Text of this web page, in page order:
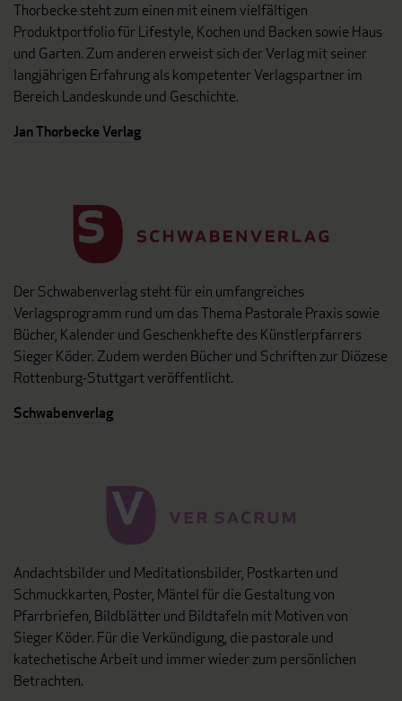
Thorbecke steht zum einen mit einem vielfältigen
Produktportfolio für Lifestyle, Kochen und Backen sowie Haus
und Garten. Zum anderen erweist sich der Verlag mit seiner
langjährigen Erfahrung als kompetenter Verlagspartner im
Bereich Landeskunde und Geschichte.
Jan Thorbecke Verlag
Der Schwabenverlag steht für ein umfangreiches
Verlagsprogramm rund um das Thema Pastorale Praxis sowie
Bücher, Kalender und Geschenkhefte des Künstlerpfarrers
Sieger Köder. Zudem werden Bücher und Schriften zur Diözese
Rottenburg-Stuttgart veröffentlicht.
Schwabenverlag
Andachtsbilder und Meditationsbilder, Postkarten und
Schmuckkarten, Poster, Mäntel für die Gestaltung von
Pfarrbriefen, Bildblätter und Bildtafeln mit Motiven von
Sieger Köder. Für die Verkündigung, die pastorale und
katechetische Arbeit und immer wieder zum persönlichen
Betrachten.